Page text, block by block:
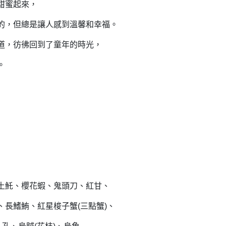
蜜起來，
但總是讓人感到溫馨和幸福。
彷彿回到了童年的時光，
、櫻花蝦、鬼頭刀、紅甘、
鰭鮪、紅星梭子蟹(三點蟹)、